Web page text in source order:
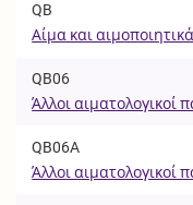
QB
Αίμα και
QB06
Άλλοι αιματολογικοί
QB06A
Άλλοι αιματολογικοί